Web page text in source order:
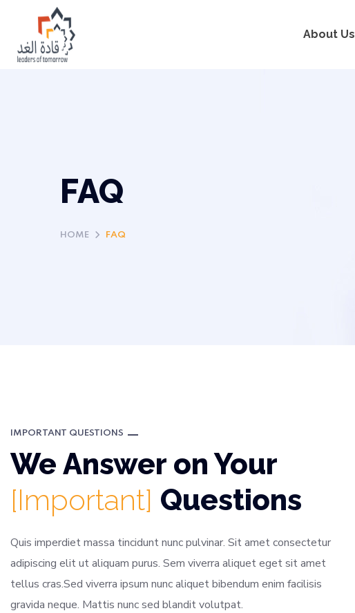
About Us
FAQ
HOME FAQ
IMPORTANT QUESTIONS
We Answer on Your
[Important] Questions
Quis imperdiet massa tincidunt nunc pulvinar. Sit amet consectetur
adipiscing elit ut aliquam purus. Sem viverra aliquet eget sit amet
tellus cras.Sed viverra ipsum nunc aliquet bibendum enim facilisis
gravida neque. Mattis nunc sed blandit volutpat.